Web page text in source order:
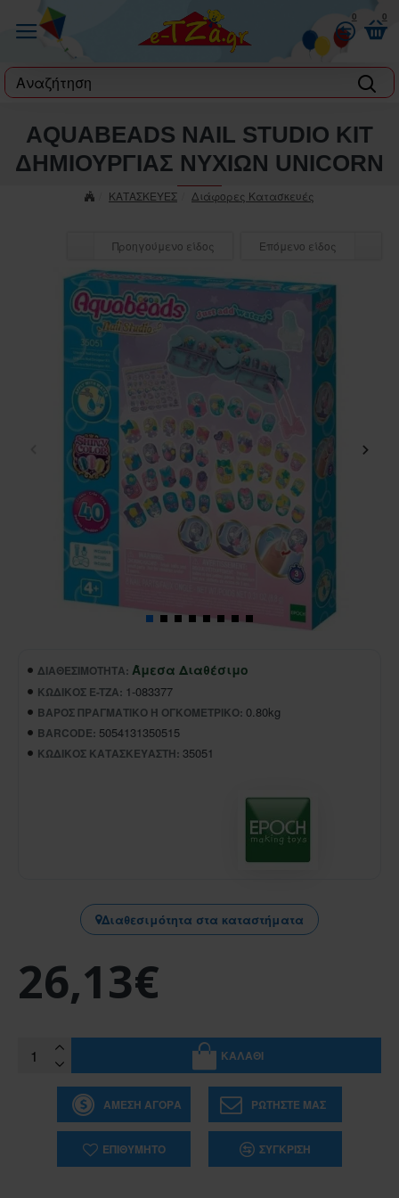
0 0
label
ΚΑΤΑΣΚΕΥΕΣ Διάφορες Κατασκευές
AQUABEADS NAIL STUDIO ΚΙΤ
ΔΗΜΙΟΥΡΓΙΑΣ ΝΥΧΙΩΝ UNICORN
Προηγούμενο είδος Επόμενο είδος
ΔΙΑΘΕΣΙΜΌΤΗΤΑ: Άμεσα Διαθέσιμο
ΚΩΔΙΚΌΣ E-TZA: 1-083377
ΒΆΡΟΣ ΠΡΑΓΜΑΤΙΚΌ Ή ΟΓΚΟΜΕΤΡΙΚΌ: 0.80kg
BARCODE: 5054131350515
ΚΩΔΙΚΌΣ ΚΑΤΑΣΚΕΥΑΣΤΉ: 35051
Διαθεσιμότητα στα καταστήματα
26,13€
ΚΑΛΆΘΙ
ΆΜΕΣΗ ΑΓΟΡΆ ΡΩΤΉΣΤΕ ΜΑΣ
ΕΠΙΘΥΜΗΤΌ ΣΎΓΚΡΙΣΗ